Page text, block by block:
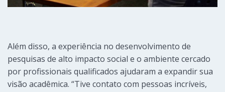
Além disso, a experiência no desenvolvimento de
pesquisas de alto impacto social e o ambiente cercado
por profissionais qualificados ajudaram a expandir sua
visão acadêmica. “Tive contato com pessoas incríveis,